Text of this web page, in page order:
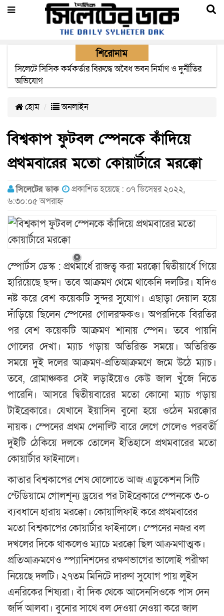
শিরোনাম
২২ ঘণ্টা পর ত্রুটি সেরে জেদ্দার উদ্দেশ্যে ছাড়লো বিমানের ফ্লাইট
হোম অনলাইন
বিশ্বকাপ ফুটবল স্পেনকে কাঁদিয়ে
প্রথমবারের মতো কোয়ার্টারে মরক্কো
সিলেটের ডাক
প্রকাশিত হয়েছে : ০৭ ডিসেম্বর ২০২২,
৬:৩০:০৫ অপরাহ্ন
স্পোর্টস ডেস্ক : প্রথমার্ধে রাজত্ব করা মরক্কো দ্বিতীয়ার্ধে গিয়ে
হারিয়েছে ছন্দ। তবে আক্রমণ থেমে থাকেনি দলটির। যদিও
নষ্ট করে বেশ কয়েকটি সুন্দর সুযোগ। এছাড়া দেয়াল হয়ে
দাঁড়িয়ে ছিলেন স্পেনের গোলরক্ষকও। অপরদিকে বিরতির
পর বেশ কয়েকটি আক্রমণ শানায় স্পেন। তবে পায়নি
গোলের দেখা। ম্যাচ গড়ায় অতিরিক্ত সময়ে। অতিরিক্ত
সময়ে দুই দলের আক্রমণ-প্রতিআক্রমণে জমে উঠে ম্যাচ।
তবে, রোমাঞ্চকর সেই লড়াইয়েও কেউ জাল খুঁজে নিতে
পারেনি। আসরে দ্বিতীয়বারের মতো কোনো ম্যাচ গড়ায়
টাইব্রেকারে। যেখানে ইয়াসিন বুনো হয়ে ওঠেন মরক্কোর
নায়ক। স্পেনের প্রথম পেনাল্টি বারে লেগে গেলেও পরবর্তী
দুইটি ঠেকিয়ে দলকে তোলেন ইতিহাসে প্রথমবারের মতো
কোয়ার্টার ফাইনালে।
কাতার বিশ্বকাপের শেষ ষোলোতে আজ এডুকেশন সিটি
স্টেডিয়ামে গোলশূন্য ড্রয়ের পর টাইব্রেকারে স্পেনকে ৩-০
ব্যবধানে হারায় মরক্কো। কোয়ালিফাই করে প্রথমবারের
মতো বিশ্বকাপের কোয়ার্টার ফাইনালে। স্পেনের নজর বল
দখলের দিকে থাকলেও ম্যাচে মরক্কো ছিল আক্রমণাত্মক।
প্রতিআক্রমণেও স্প্যানিশদের রক্ষণভাগের ভালোই পরীক্ষা
নিয়েছে দলটি। ২৭তম মিনিটে দারুণ সুযোগ পায় লুইস
এনরিকের শিষ্যরা। বাঁ দিক থেকে আসেনসিওকে পাস দেন
জর্দি আলবা। বুনোর সাথে বল দেওয়া নেওয়া করে জাল